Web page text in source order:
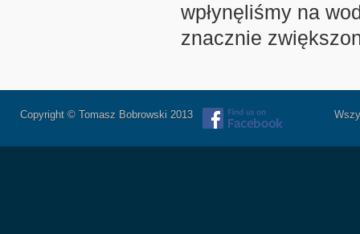
wpłynęliśmy na
znacznie
Copyright © Tomasz Bobrowski 2013 Wszystkie